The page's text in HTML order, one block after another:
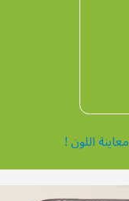
معاينة اللون !